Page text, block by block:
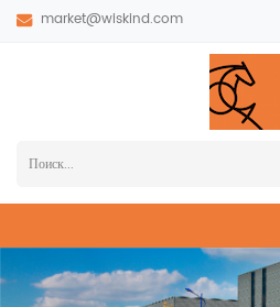
market@wiskind.com